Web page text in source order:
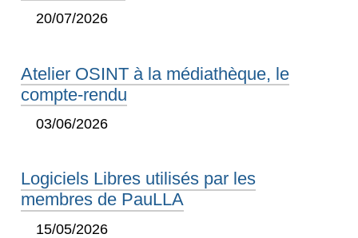
20/07/2026
Atelier OSINT à la médiathèque, le
compte-rendu
03/06/2026
Logiciels Libres utilisés par les
membres de PauLLA
15/05/2026